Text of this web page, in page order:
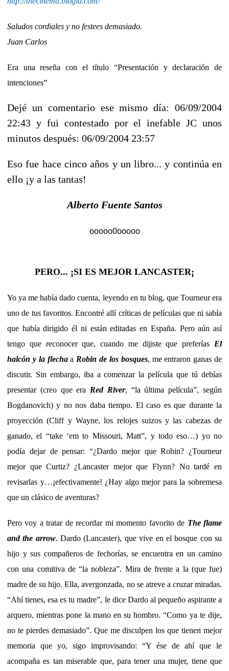
Saludos cordiales y no festees demasiado.
Juan Carlos
Era una reseña con el título “Presentación y declaración de
intenciones”
Dejé un comentario ese mismo día: 06/09/2004
22:43 y fui contestado por el inefable JC unos
minutos después: 06/09/2004 23:57
Eso fue hace cinco años y un libro... y continúa en
ello ¡y a las tantas!
Alberto Fuente Santos
ooooo0ooooo
PERO... ¡SI ES MEJOR LANCASTER¡
Yo ya me había dado cuenta, leyendo en tu blog, que Tourneur era
uno de tus favoritos. Encontré allí críticas de películas que ni sabía
que había dirigido él ni están editadas en España. Pero aún así
tengo que reconocer que, cuando me dijiste que preferías El
halcón y la flechaa Robin de los bosques, me entraron ganas de
discutir. Sin embargo, iba a comenzar la película que tú debías
presentar (creo que era Red River, “la última película”, según
Bogdanovich) y no nos daba tiempo. El caso es que durante la
proyección (Cliff y Wayne, los relojes suizos y las cabezas de
ganado, el “take ‘em to Missouri, Matt”, y todo eso…) yo no
podía dejar de pensar: “¿Dardo mejor que Robin? ¿Tourneur
mejor que Curtiz? ¿Lancaster mejor que Flynn? No tardé en
revisarlas y…¡efectivamente! ¿Hay algo mejor para la sobremesa
que un clásico de aventuras?
Pero voy a tratar de recordar mi momento favorito de The flame
and the arrow. Dardo (Lancaster), que vive en el bosque con su
hijo y sus compañeros de fechorías, se encuentra en un camino
con una comitiva de “la nobleza”. Mira de frente a la (que fue)
madre de su hijo. Ella, avergonzada, no se atreve a cruzar miradas.
“Ahí tienes, esa es tu madre”, le dice Dardo al pequeño aspirante a
arquero, mientras pone la mano en su hombro. “Como ya te dije,
no te pierdes demasiado”. Que me disculpen los que tienen mejor
memoria que yo, sigo improvisando: “Y ése de ahí que le
acompaña es tan miserable que, para tener una mujer, tiene que